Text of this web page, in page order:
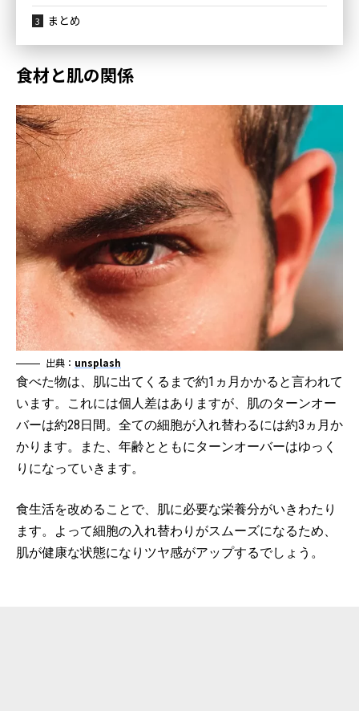
まとめ
食材と肌の関係
出典： unsplash
食べた物は、肌に出てくるまで約1ヵ月かかると言われて
います。これには個人差はありますが、肌のターンオー
バーは約28日間。全ての細胞が入れ替わるには約3ヵ月か
かります。また、年齢とともにターンオーバーはゆっく
りになっていきます。
食生活を改めることで、肌に必要な栄養分がいきわたり
ます。よって細胞の入れ替わりがスムーズになるため、
肌が健康な状態になりツヤ感がアップするでしょう。